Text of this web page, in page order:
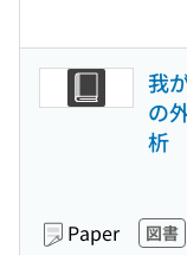
我
の
析
Paper 図書